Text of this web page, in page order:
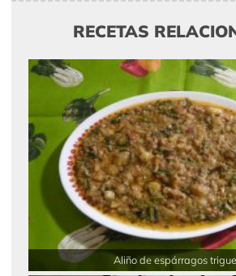
RECETAS
Aliño de espárragos